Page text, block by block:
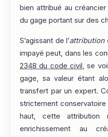
bien attribué au
du gage portant sur des
S’agissant de l’attribution
impayé peut, dans les
2348 du code civil, se
gage, sa valeur étant
transfert par un expert.
strictement
haut, cette attribution
enrichissement au